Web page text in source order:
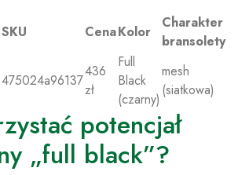
SKU CenaKolor
Charakter
bransolety
475024a96137
436
zł
Full
Black
(czarny)
mesh
(siatkowa)
potencjał
„full black”?